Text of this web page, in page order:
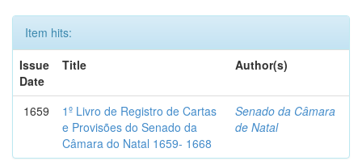
Item hits:
Issue
Date
Title Author(s)
1659
1º Livro de Registro de Cartas
e Provisões do Senado da
Câmara do Natal 1659- 1668
Senado da Câmara
de Natal